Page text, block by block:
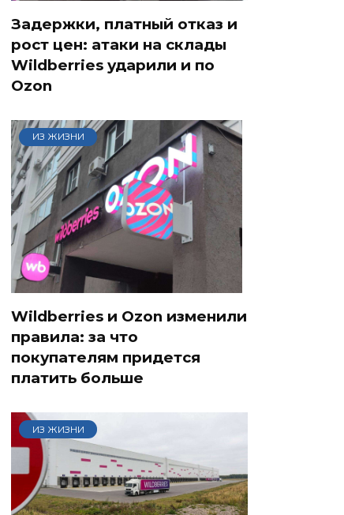
Задержки, платный отказ и
рост цен: атаки на склады
Wildberries ударили и по
Ozon
ИЗ ЖИЗНИ
Wildberries и Ozon изменили
правила: за что
покупателям придется
платить больше
ИЗ ЖИЗНИ